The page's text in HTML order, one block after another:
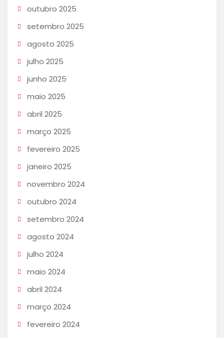
outubro 2025
setembro 2025
agosto 2025
julho 2025
junho 2025
maio 2025
abril 2025
março 2025
fevereiro 2025
janeiro 2025
novembro 2024
outubro 2024
setembro 2024
agosto 2024
julho 2024
maio 2024
abril 2024
março 2024
fevereiro 2024